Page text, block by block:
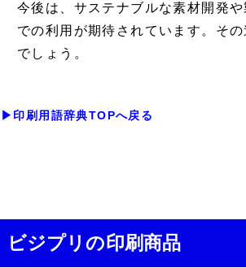
今後は、サステナブルな素材開発
での利用が期待されています。そ
でしょう。
▶印刷用語辞典TOPへ戻る
ビジプリの印刷商品